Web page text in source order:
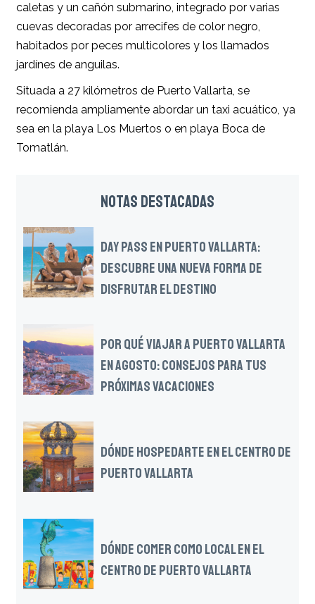
caletas y un cañón submarino, integrado por varias
cuevas decoradas por arrecifes de color negro,
habitados por peces multicolores y los llamados
jardínes de anguilas.
Situada a 27 kilómetros de Puerto Vallarta, se
recomienda ampliamente abordar un taxi acuático, ya
sea en la playa Los Muertos o en playa Boca de
Tomatlán.
NOTAS DESTACADAS
DAY PASS EN PUERTO VALLARTA:
DESCUBRE UNA NUEVA FORMA DE
DISFRUTAR EL DESTINO
POR QUÉ VIAJAR A PUERTO VALLARTA
EN AGOSTO: CONSEJOS PARA TUS
PRÓXIMAS VACACIONES
DÓNDE HOSPEDARTE EN EL CENTRO DE
PUERTO VALLARTA
DÓNDE COMER COMO LOCAL EN EL
CENTRO DE PUERTO VALLARTA